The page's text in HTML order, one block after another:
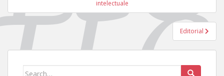
articole
intelectuale
Editorial
Search